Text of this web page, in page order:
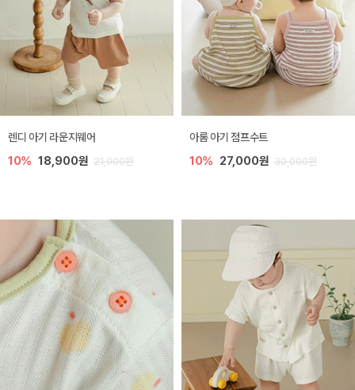
렌디 아기 라운지웨어
10% 18,900원 21,000원
아롬 아기 점프수트
10% 27,000원 30,000원